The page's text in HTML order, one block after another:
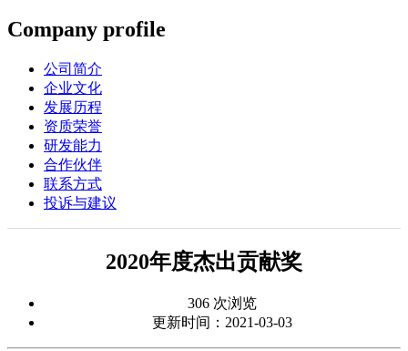
Company profile
公司简介
企业文化
发展历程
资质荣誉
研发能力
合作伙伴
联系方式
投诉与建议
2020年度杰出贡献奖
306 次浏览
更新时间：2021-03-03